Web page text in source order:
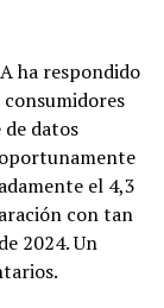
ha respondido
consumidores
de datos
el 4,3
con tan
2024. Un